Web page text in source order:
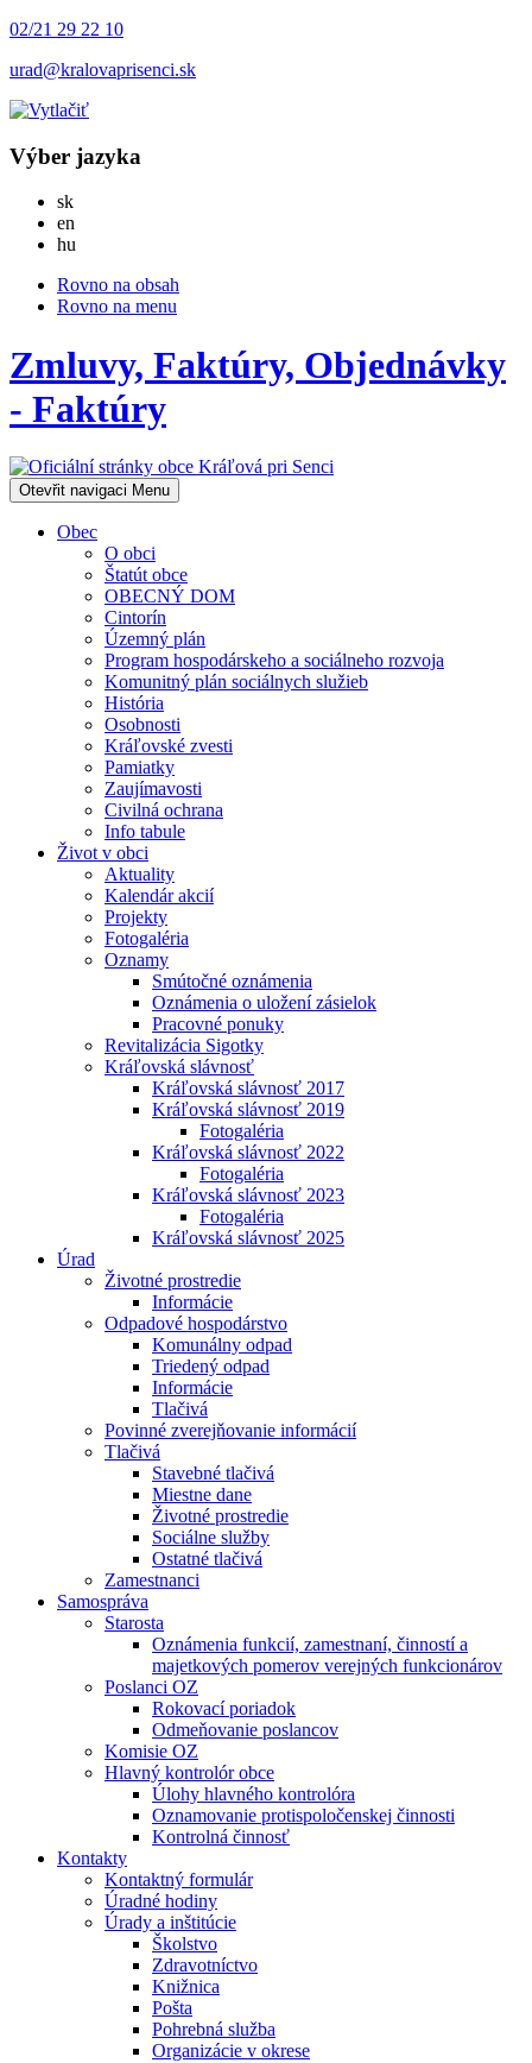
02/21 29 22 10
urad@kralovaprisenci.sk
Výber jazyka
skSlovensky
en
hu
Rovno na obsah
Rovno na menu
Zmluvy, Faktúry, Objednávky
- Faktúry
Otevřit navigaci Menu
Obec
O obci
Štatút obce
OBECNÝ DOM
Cintorín
Územný plán
Program hospodárskeho a sociálneho rozvoja
Komunitný plán sociálnych služieb
História
Osobnosti
Kráľovské zvesti
Pamiatky
Zaujímavosti
Civilná ochrana
Info tabule
Život v obci
Aktuality
Kalendár akcií
Projekty
Fotogaléria
Oznamy
Smútočné oznámenia
Oznámenia o uložení zásielok
Pracovné ponuky
Revitalizácia Sigotky
Kráľovská slávnosť
Kráľovská slávnosť 2017
Kráľovská slávnosť 2019
Fotogaléria
Kráľovská slávnosť 2022
Fotogaléria
Kráľovská slávnosť 2023
Fotogaléria
Kráľovská slávnosť 2025
Úrad
Životné prostredie
Informácie
Odpadové hospodárstvo
Komunálny odpad
Triedený odpad
Informácie
Tlačivá
Povinné zverejňovanie informácií
Tlačivá
Stavebné tlačivá
Miestne dane
Životné prostredie
Sociálne služby
Ostatné tlačivá
Zamestnanci
Samospráva
Starosta
Oznámenia funkcií, zamestnaní, činností a
majetkových pomerov verejných funkcionárov
Poslanci OZ
Rokovací poriadok
Odmeňovanie poslancov
Komisie OZ
Hlavný kontrolór obce
Úlohy hlavného kontrolóra
Oznamovanie protispoločenskej činnosti
Kontrolná činnosť
Kontakty
Kontaktný formulár
Úradné hodiny
Úrady a inštitúcie
Školstvo
Zdravotníctvo
Knižnica
Pošta
Pohrebná služba
Organizácie v okrese